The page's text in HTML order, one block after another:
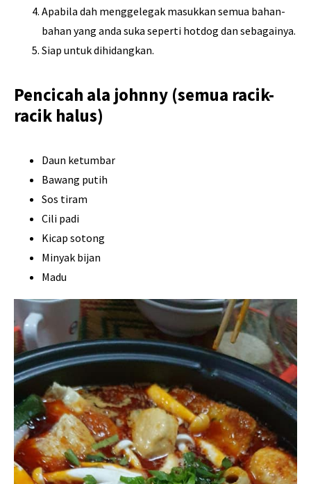
Apabila dah menggelegak masukkan semua bahan-
bahan yang anda suka seperti hotdog dan sebagainya.
Siap untuk dihidangkan.
Pencicah ala johnny (semua racik-
racik halus)
Daun ketumbar
Bawang putih
Sos tiram
Cili padi
Kicap sotong
Minyak bijan
Madu